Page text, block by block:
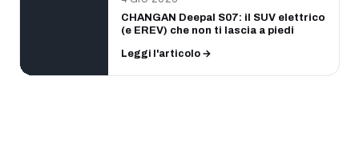
CHANGAN Deepal S07: il SUV elettrico
(e EREV) che non ti lascia a piedi
Leggi l'articolo →